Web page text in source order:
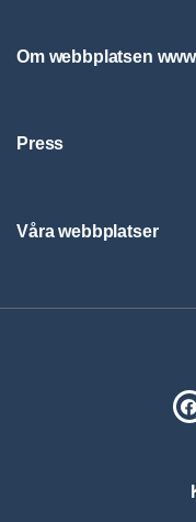
Om webbplatsen
Press
Våra webbplatser